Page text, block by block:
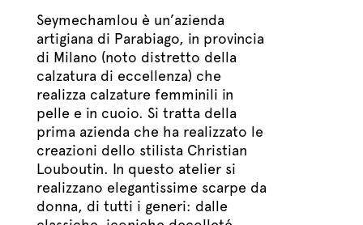
Seymechamlou è un’azienda
artigiana di Parabiago, in provincia
di Milano (noto distretto della
calzatura di eccellenza) che
realizza calzature femminili in
pelle e in cuoio. Si tratta della
prima azienda che ha realizzato le
creazioni dello stilista Christian
Louboutin. In questo atelier si
realizzano elegantissime scarpe da
donna, di tutti i generi: dalle